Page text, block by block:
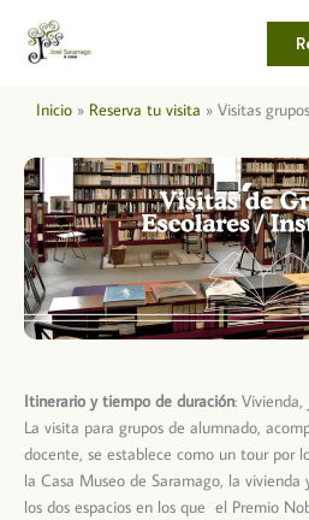
contenido
Inicio Reserva tu visita Visitas
Itinerario y tiempo de duración:
La visita para grupos de alumnado,
docente, se establece como un tour por
la Casa Museo de Saramago, la vivienda
los dos espacios en los que el Premio